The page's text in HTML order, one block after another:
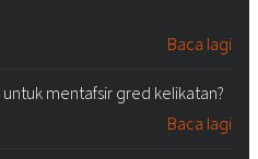
Baca lagi
untuk mentafsir gred kelikatan?
Baca lagi